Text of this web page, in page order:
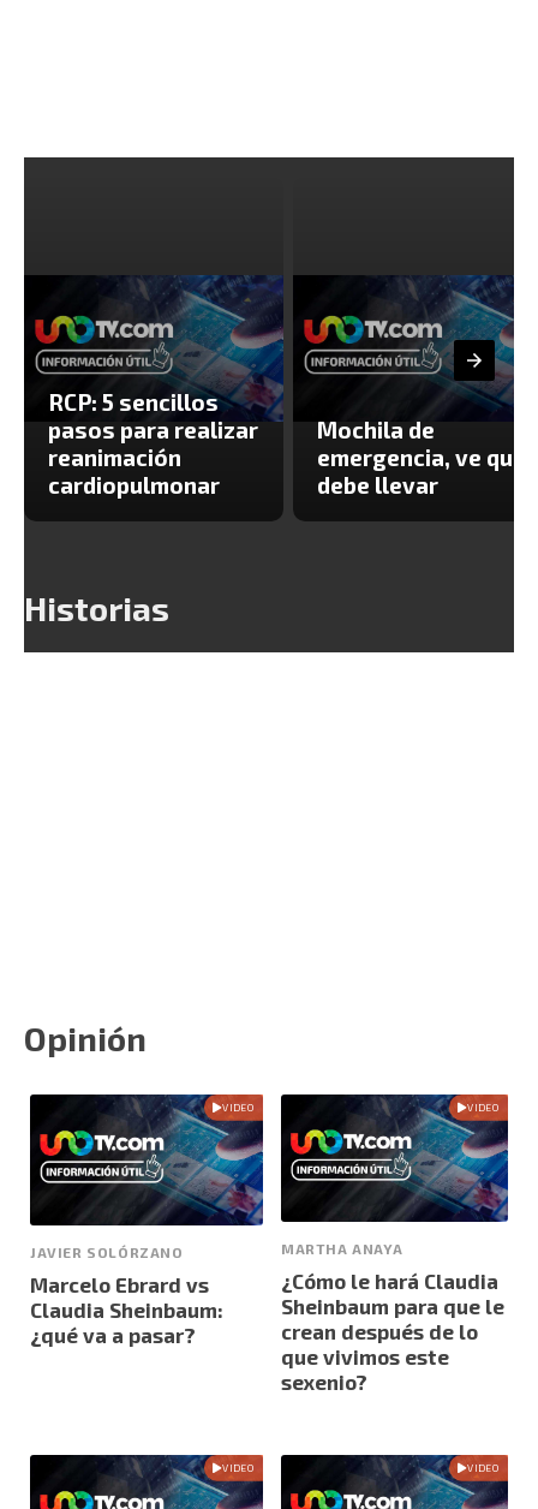
RCP: 5 sencillos
pasos para realizar
reanimación
cardiopulmonar
Mochila de
emergencia, ve que
debe llevar
Historias
Opinión
VIDEO
JAVIER SOLÓRZANO
Marcelo Ebrard vs
Claudia Sheinbaum:
¿qué va a pasar?
VIDEO
MARTHA ANAYA
¿Cómo le hará Claudia
Sheinbaum para que le
crean después de lo
que vivimos este
sexenio?
VIDEO VIDEO